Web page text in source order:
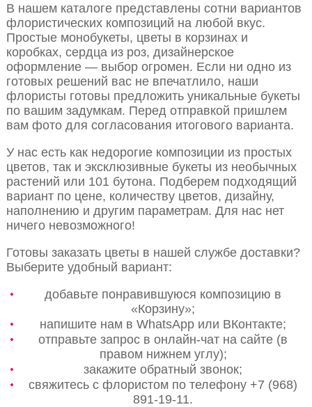
В нашем каталоге представлены сотни вариантов
флористических композиций на любой вкус.
Простые монобукеты, цветы в корзинах и
коробках, сердца из роз, дизайнерское
оформление — выбор огромен. Если ни одно из
готовых решений вас не впечатлило, наши
флористы готовы предложить уникальные букеты
по вашим задумкам. Перед отправкой пришлем
вам фото для согласования итогового варианта.
У нас есть как недорогие композиции из простых
цветов, так и эксклюзивные букеты из необычных
растений или 101 бутона. Подберем подходящий
вариант по цене, количеству цветов, дизайну,
наполнению и другим параметрам. Для нас нет
ничего невозможного!
Готовы заказать цветы в нашей службе доставки?
Выберите удобный вариант:
добавьте понравившуюся композицию в
«Корзину»;
напишите нам в WhatsApp или ВКонтакте;
отправьте запрос в онлайн-чат на сайте (в
правом нижнем углу);
закажите обратный звонок;
свяжитесь с флористом по телефону +7 (968)
891-19-11.